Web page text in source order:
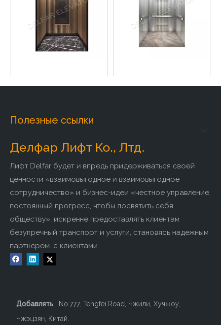
Полезные ссылки
Делфар Лифт Ко., Лтд.
Лифт Delfar будет и впредь придерживаться своей
ценности «взаимовыгодное и взаимовыгодное
сотрудничество» и бизнес-идеи «честное управление,
постоянный прогресс, чтобы посвятить себя
обществу», искренне предоставлять клиентам
безупречный транспорт и услуги, становясь надежным
партнером. с клиентами.
Добавлять : No.777, Tengfei Road, Чжили, Хучжоу,
Чжэцзян, Китай.